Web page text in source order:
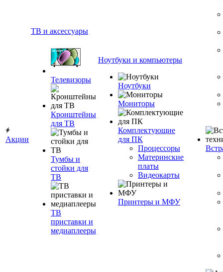
Акции
ТВ и аксессуары
Телевизоры
Кронштейны
для ТВ
Тумбы и
стойки для
ТВ
ТВ
приставки и
медиаплееры
Ноутбуки и компьютеры
Ноутбуки
Мониторы
Комплектующие
для ПК
Процессоры
Материнские
платы
Видеокарты
Принтеры и МФУ